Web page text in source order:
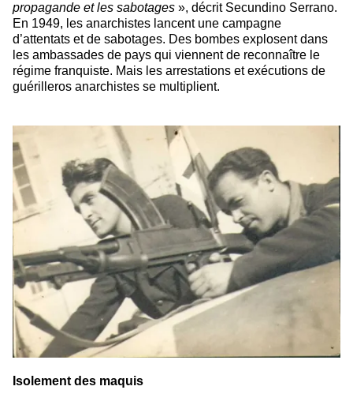
propagande et les sabotages », décrit Secundino Serrano.
En 1949, les anarchistes lancent une campagne
d’attentats et de sabotages. Des bombes explosent dans
les ambassades de pays qui viennent de reconnaître le
régime franquiste. Mais les arrestations et exécutions de
guérilleros anarchistes se multiplient.
Isolement des maquis